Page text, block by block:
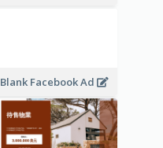
Blank Facebook Ad